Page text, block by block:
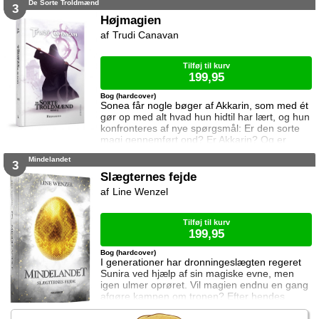
vennerne, der intet kender til hendes private
oprør. Den for længst hedengangne dronning,
Elena, sætter samtidig Celaena på en svær
3 De Sorte Troldmænd
Højmagien
Sonea får nogle bøger af Akkarin, som med ét
gør op med alt hvad hun hidtil har lært, og hun
konfronteres af nye spørgsmål: Er den sorte
magi gennemført ond? Er Akkarin? Og er
troldmandsakademiet i virkeligheden så sikkert
mange nye og svære valg - valg der kan
afgøre hendes fremtid inden for
troldmandslavet for altid ...
Bog (hardcover)
Trudi Canavan
Tilføj til kurv
199,95
3 Mindelandet
Slægternes fejde
I generationer har dronningeslægten regeret
Sunira ved hjælp af sin magiske evne, men
igen ulmer oprøret. Vil magien endnu en gang
afgøre kampen om tronen? Efter hendes
landsby er brændt ned, står syttenårige Iden
Bog (hardcover)
Line Wenzel
Tilføj til kurv
199,95